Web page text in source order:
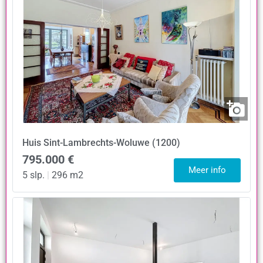
Huis Sint-Lambrechts-Woluwe (1200)
795.000 €
5 slp. | 296 m2 Meer info